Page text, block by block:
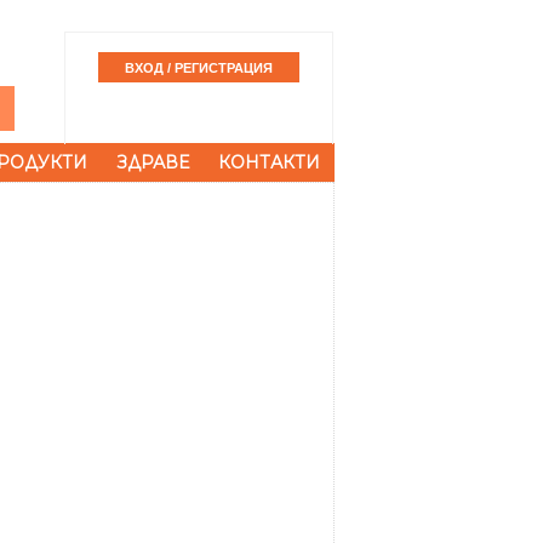
ЗДРАВЕ КОНТАКТИ